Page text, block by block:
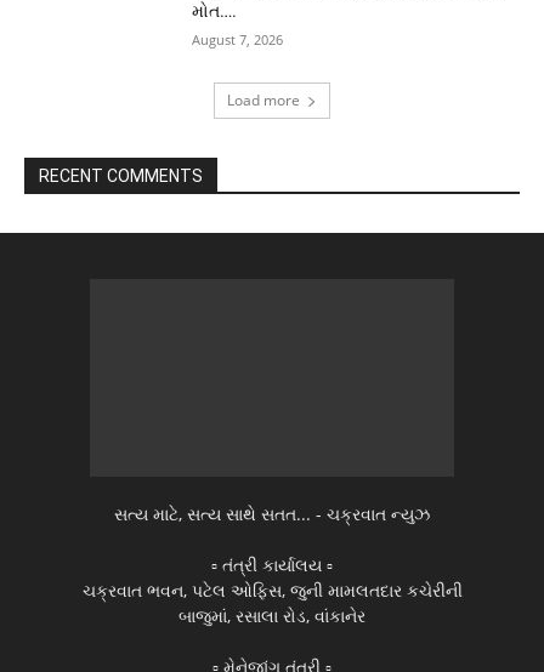
મોત….
August 7, 2026
Load more
RECENT COMMENTS
સત્ય માટે, સત્ય સાથે સતત... - ચક્રવાત ન્યુઝ
▫️ તંત્રી કાર્યાલય ▫️
ચક્રવાત ભવન, પટેલ ઓફિસ, જુની મામલતદાર કચેરીની
બાજુમાં, રસાલા રોડ, વાંકાનેર
▫️ મેનેજીંગ તંત્રી ▫️